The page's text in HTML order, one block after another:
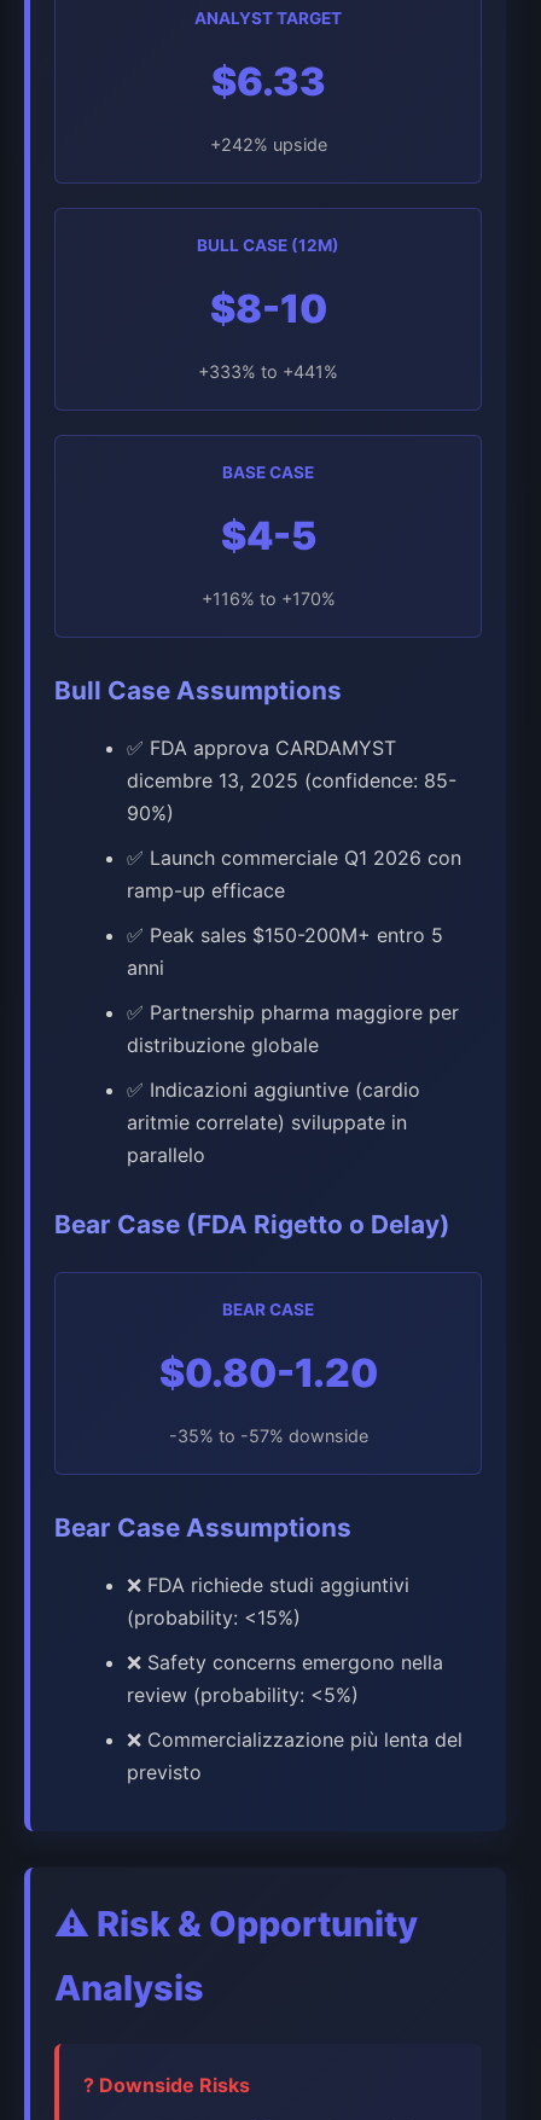
ANALYST TARGET
$6.33
+242% upside
BULL CASE (12M)
$8-10
+333% to +441%
BASE CASE
$4-5
+116% to +170%
Bull Case Assumptions
✅ FDA approva CARDAMYST
dicembre 13, 2025 (confidence: 85-
90%)
✅ Launch commerciale Q1 2026 con
ramp-up efficace
✅ Peak sales $150-200M+ entro 5
anni
✅ Partnership pharma maggiore per
distribuzione globale
✅ Indicazioni aggiuntive (cardio
aritmie correlate) sviluppate in
parallelo
Bear Case (FDA Rigetto o Delay)
BEAR CASE
$0.80-1.20
-35% to -57% downside
Bear Case Assumptions
❌ FDA richiede studi aggiuntivi
(probability: <15%)
❌ Safety concerns emergono nella
review (probability: <5%)
❌ Commercializzazione più lenta del
previsto
⚠️ Risk & Opportunity
Analysis
? Downside Risks